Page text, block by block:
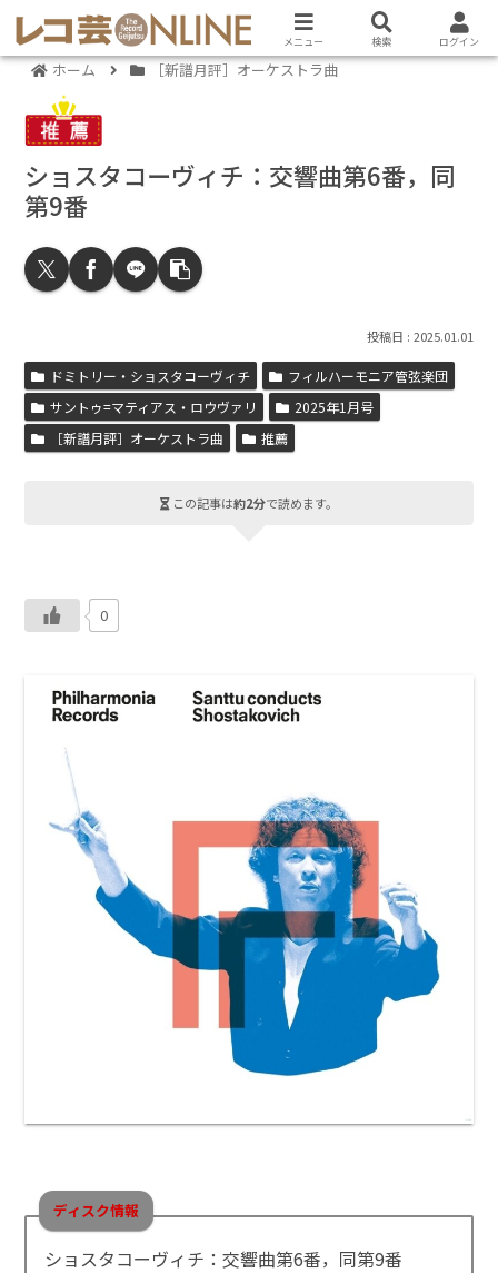
ホーム ［新譜月評］オーケストラ曲
ショスタコーヴィチ：交響曲第6番，同
第9番
2025.01.01
ドミトリー・ショスタコーヴィチ
フィルハーモニア管弦楽団
サントゥ=マティアス・ロウヴァリ
2025年1月号
［新譜月評］オーケストラ曲
推薦
この記事は約2分で読めます。
0
ディスク情報
ショスタコーヴィチ：交響曲第6番，同第9番
メニュー 検索 ログイン